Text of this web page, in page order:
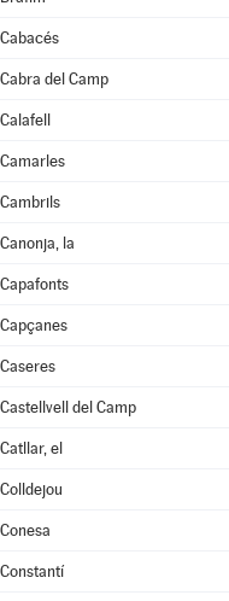
Cabacés
Cabra del Camp
Calafell
Camarles
Cambrils
Canonja, la
Capafonts
Capçanes
Caseres
Castellvell del Camp
Catllar, el
Colldejou
Conesa
Constantí